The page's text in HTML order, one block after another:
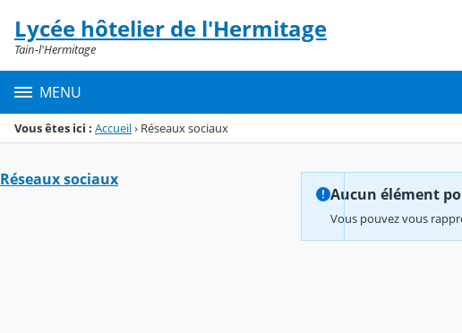
Menu de la rubrique
Contenu
Lycée hôtelier de l'Hermitage
Tain-l'Hermitage
MENU
Vous êtes ici : Accueil› Réseaux sociaux
Réseaux sociaux
Aucun élément
Vous pouvez vous